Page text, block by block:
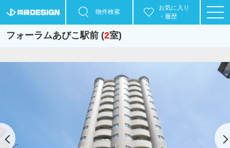
物件検索
お気に入り
・履歴
フォーラムあびこ駅前 (2室)